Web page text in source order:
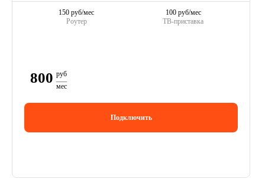
Роутер
150 руб/мес
ТВ-приставка
100 руб/мес
800 руб
мес
Подключить